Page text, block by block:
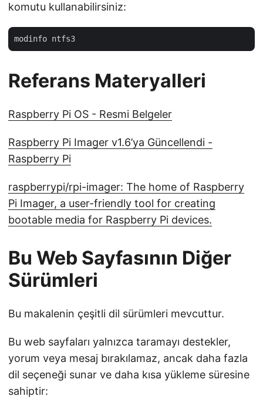
komutu kullanabilirsiniz:
Referans Materyalleri
Raspberry Pi OS - Resmi Belgeler
Raspberry Pi Imager v1.6’ya Güncellendi -
Raspberry Pi
raspberrypi/rpi-imager: The home of Raspberry
Pi Imager, a user-friendly tool for creating
bootable media for Raspberry Pi devices.
Bu Web Sayfasının Diğer
Sürümleri
Bu makalenin çeşitli dil sürümleri mevcuttur.
Bu web sayfaları yalnızca taramayı destekler,
yorum veya mesaj bırakılamaz, ancak daha fazla
dil seçeneği sunar ve daha kısa yükleme süresine
sahiptir: